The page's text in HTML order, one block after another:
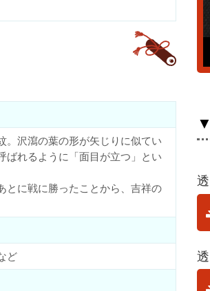
。沢瀉の葉の形が矢じりに似てい
ばれるように「面目が立つ」とい
とに戦に勝ったことから、吉祥の
ど